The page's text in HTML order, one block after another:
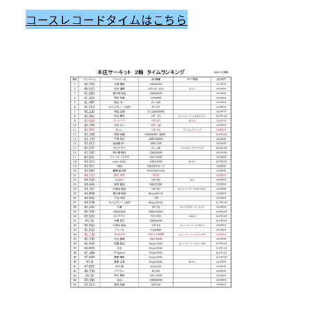
コースレコードタイムはこちら